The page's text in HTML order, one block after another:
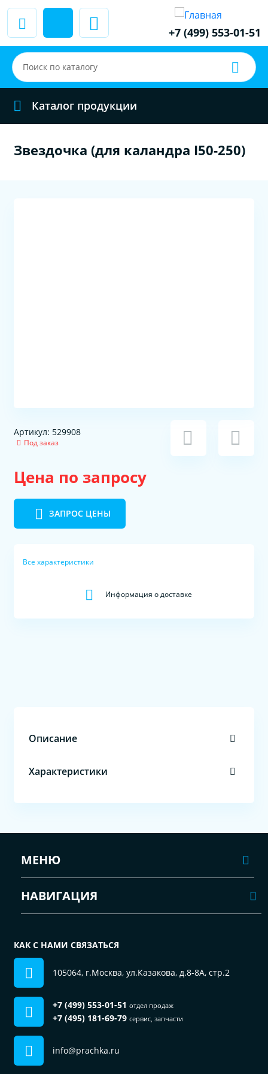
+7 (499) 553-01-51
Каталог продукции
Звездочка (для каландра I50-250)
Артикул: 529908
Под заказ
Цена по запросу
ЗАПРОС ЦЕНЫ
Все характеристики
Информация о доставке
Описание
Характеристики
МЕНЮ
НАВИГАЦИЯ
КАК С НАМИ СВЯЗАТЬСЯ
105064, г.Москва, ул.Казакова, д.8-8А, стр.2
+7 (499) 553-01-51 отдел продаж
+7 (495) 181-69-79 сервис, запчасти
info@prachka.ru